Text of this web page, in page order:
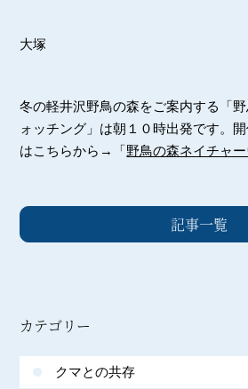
大塚
冬の軽井沢野鳥の森をご案内する「
ォッチング」は朝１０時出発です。
はこちらから→「野鳥の森ネイチャ
記事一覧
カテゴリー
クマとの共存